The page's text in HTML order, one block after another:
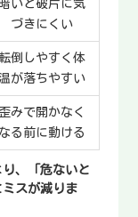
暗いと破片に気
づきにくい
転倒しやすく体
が落ちやすい
みで開かなく
なる前に動ける
、「危ないと
スが減りま